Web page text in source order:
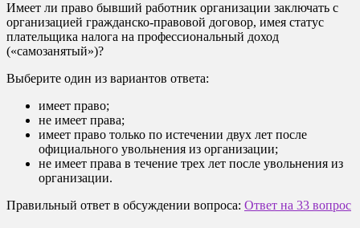
Имеет ли право бывший работник организации заключать с
организацией гражданско-правовой договор, имея статус
плательщика налога на профессиональный доход
(«самозанятый»)?
Выберите один из вариантов ответа:
имеет право;
не имеет права;
имеет право только по истечении двух лет после
официального увольнения из организации;
не имеет права в течение трех лет после увольнения из
организации.
Правильный ответ в обсуждении вопроса: Ответ на 33 вопрос